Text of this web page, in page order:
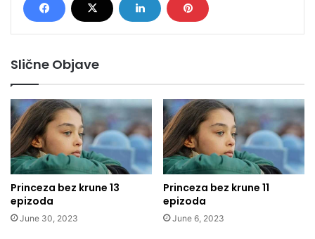
Slične Objave
Princeza bez krune 13
epizoda
June 30, 2023
Princeza bez krune 11
epizoda
June 6, 2023